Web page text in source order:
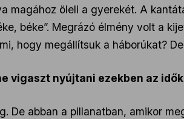
magához öleli a gyerekét. A
béke”. Megrázó élmény volt a
hogy megállítsuk a háborúkat?
vigaszt nyújtani ezekben az
De abban a pillanatban, amikor